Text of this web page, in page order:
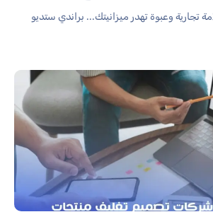
تجارية وعبوة تهدر ميزانيتك... براندي ستديو